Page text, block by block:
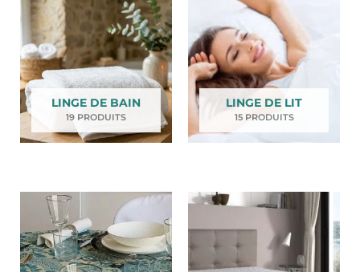
LINGE DE BAIN
19 PRODUITS
LINGE DE LIT
15 PRODUITS